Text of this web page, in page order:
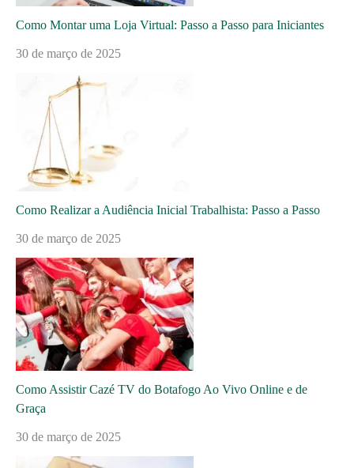
Como Montar uma Loja Virtual: Passo a Passo para Iniciantes
30 de março de 2025
Como Realizar a Audiência Inicial Trabalhista: Passo a Passo
30 de março de 2025
Como Assistir Cazé TV do Botafogo Ao Vivo Online e de
Graça
30 de março de 2025